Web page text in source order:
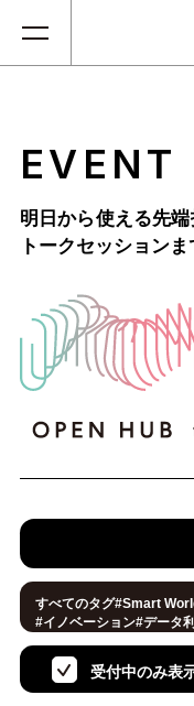
EVENT
明日から使える先
トークセッションま
すべてのタグ#Smart
#イノベーション#データ
環境・エネルギー IoT#
地方創生#製造#小売・流
#デジタルツイン#5G#ス
受付中のみ表